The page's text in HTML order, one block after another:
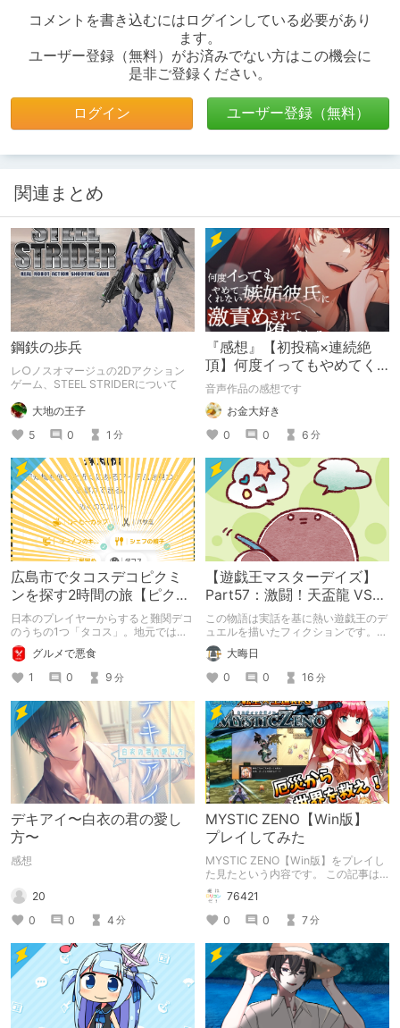
コメントを書き込むにはログインしている必要があり
ます。
ユーザー登録（無料）がお済みでない方はこの機会に
是非ご登録ください。
ログイン ユーザー登録（無料）
関連まとめ
鋼鉄の歩兵
レ○ノスオマージュの2Dアクション
ゲーム、STEEL STRIDERについて
大地の王子
5
0 1 分
『感想』【初投稿×連続絶
頂】何度イってもやめてく
れない嫉妬彼氏に激責めさ
れて堕とされる。
音声作品の感想です
お金大好き
0
0 6 分
広島市でタコスデコピクミ
ンを探す2時間の旅【ピクミ
ンブルーム / Pikmin
Bloom】
日本のプレイヤーからすると難関デコ
のうちの1つ「タコス」。地元では見
つけられなかった男が広島で探す旅を
お送りします。ねくすと5月のテーマ
「お出かけの記録」。
グルメで悪食
1
0 9 分
【遊戯王マスターデイズ】
Part57：激闘！天盃龍 VS
千年D【架空デュエル】
この物語は実話を基に熱い遊戯王のデ
ュエルを描いたフィクションです。
（自分用メモ：2025-05-14）
大晦日
0
0 16 分
デキアイ〜白衣の君の愛し
方〜
感想
20
0
0 4 分
MYSTIC ZENO【Win版】
プレイしてみた
MYSTIC ZENO【Win版】をプレイし
た見たという内容です。 この記事は
通常のクリエイターズ記事です。
76421
0
0 7分